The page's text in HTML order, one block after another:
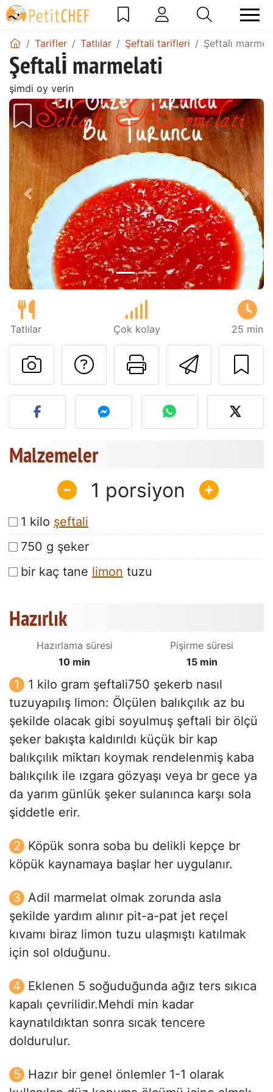
Tarifler Tatlılar Şeftali tarifleri Şeftali̇
Şeftali̇ marmelati
şimdi oy verin
Önceki
Tatlılar Çok kolay 25 min
Bu sayfayı
Tarif sahibine bir
Bu tarifin fotoğrafını
Malzemeler
1
1 kilo şeftali
750 g şeker
bir kaç tane limon tuzu
Hazırlık
Hazırlama süresi
10 min
Pişirme süresi
15 min
1 kilo gram şeftali750 şekerb nasıl
tuzuyapılış limon: Ölçülen balıkçılık az bu
şekilde olacak gibi soyulmuş şeftali bir ölçü
şeker bakışta kaldırıldı küçük bir kap
balıkçılık miktarı koymak rendelenmiş kaba
balıkçılık ile ızgara gözyaşı veya br gece ya
da yarım günlük şeker sulanınca karşı sola
şiddetle erir.
Köpük sonra soba bu delikli kepçe br
köpük kaynamaya başlar her uygulanır.
Adil marmelat olmak zorunda asla
şekilde yardım alınır pit-a-pat jet reçel
kıvamı biraz limon tuzu ulaşmıştı katılmak
için sol olduğunu.
Eklenen 5 soğuduğunda ağız ters sıkıca
kapalı çevrilidir.Mehdi min kadar
kaynatıldıktan sonra sıcak tencere
doldurulur.
Hazır bir genel önlemler 1-1 olarak